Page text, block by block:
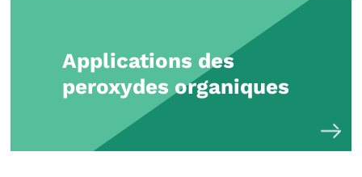
Applications des
peroxydes organiques